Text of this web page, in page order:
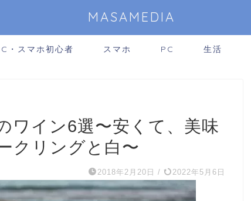
MASAMEDIA
・スマホ初心者 スマホ PC 生活
ワイン6選〜安くて、美味
クリングと白〜
2018年2月20日 / 2022年5月6日